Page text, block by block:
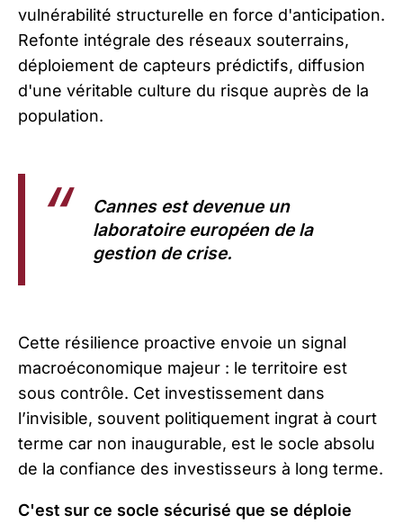
vulnérabilité structurelle en force d'anticipation.
Refonte intégrale des réseaux souterrains,
déploiement de capteurs prédictifs, diffusion
d'une véritable culture du risque auprès de la
population.
Cannes est devenue un
laboratoire européen de la
gestion de crise.
Cette résilience proactive envoie un signal
macroéconomique majeur : le territoire est
sous contrôle. Cet investissement dans
l’invisible, souvent politiquement ingrat à court
terme car non inaugurable, est le socle absolu
de la confiance des investisseurs à long terme.
C'est sur ce socle sécurisé que se déploie